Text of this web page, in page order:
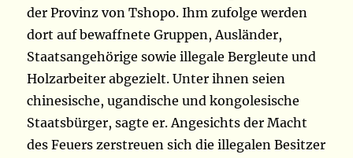
der Provinz von Tshopo. Ihm zufolge werden
dort auf bewaffnete Gruppen, Ausländer,
Staatsangehörige sowie illegale Bergleute und
Holzarbeiter abgezielt. Unter ihnen seien
chinesische, ugandische und kongolesische
Staatsbürger, sagte er. Angesichts der Macht
des Feuers zerstreuen sich die illegalen Besitzer